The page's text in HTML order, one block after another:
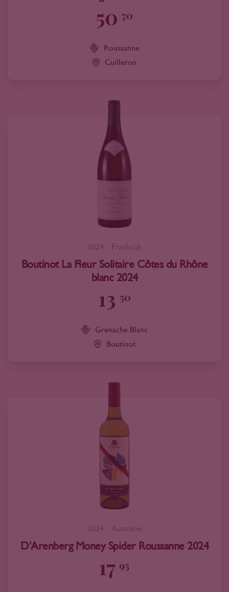
50 70
Roussanne
Cuilleron
2024 Frankrijk
Boutinot La Fleur Solitaire Côtes du Rhône
blanc 2024
13 50
Grenache Blanc
Boutinot
2024 Australië
D'Arenberg Money Spider Roussanne 2024
17 95